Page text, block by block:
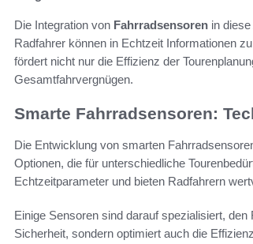
Die Integration von Fahrradsensoren in
Radfahrer können in Echtzeit Informationen
fördert nicht nur die Effizienz der
Gesamtfahrvergnügen.
Smarte Fahrradsensoren:
Die Entwicklung von smarten
Optionen, die für unterschiedliche
Echtzeitparameter und bieten Radfahrern
Einige Sensoren sind darauf spezialisiert,
Sicherheit, sondern optimiert auch die